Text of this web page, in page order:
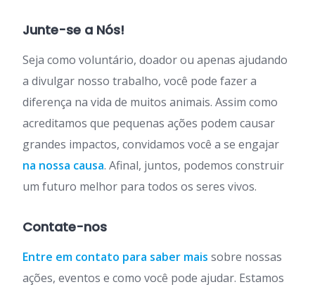
Junte-se a Nós!
Seja como voluntário, doador ou apenas ajudando
a divulgar nosso trabalho, você pode fazer a
diferença na vida de muitos animais. Assim como
acreditamos que pequenas ações podem causar
grandes impactos, convidamos você a se engajar
na nossa causa. Afinal, juntos, podemos construir
um futuro melhor para todos os seres vivos.
Contate-nos
Entre em contato para saber mais sobre nossas
ações, eventos e como você pode ajudar. Estamos